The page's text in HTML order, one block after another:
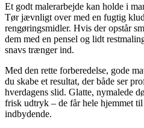
Et godt malerarbejde kan holde i
Tør jævnligt over med en fugtig
rengøringsmidler. Hvis der opstår
dem med en pensel og lidt
snavs trænger ind.
Med den rette forberedelse, gode
du skabe et resultat, der både ser
hverdagens slid. Glatte, nymalede
frisk udtryk – de får hele hjemmet
indbydende.